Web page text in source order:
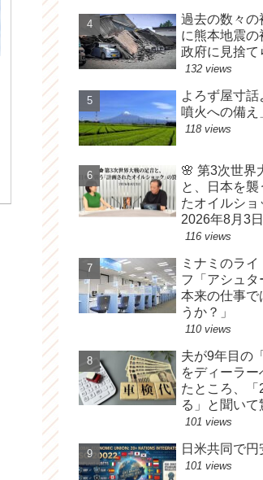
過去の数々の
に熊本地震の
政府に見捨て
132 views
よろず屋寸
噴火への備え
118 views
🌸 第3次世界
と、日本を
たオイルショ
2026年8月3日
116 views
ミナミのラ
フ「アシュ
本来の仕事で
うか？」
110 views
夫が9年目の
をディーラー
たところ、
る」と聞いて
101 views
日米共同で
101 views